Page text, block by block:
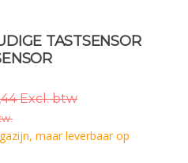
TASTSENSOR
Excl. btw
maar leverbaar op